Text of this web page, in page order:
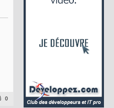
0